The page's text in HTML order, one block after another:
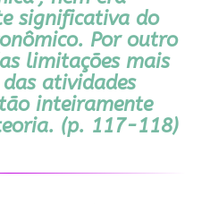
significativa do
Por outro
limitações mais
atividades
inteiramente
(p. 117-118)